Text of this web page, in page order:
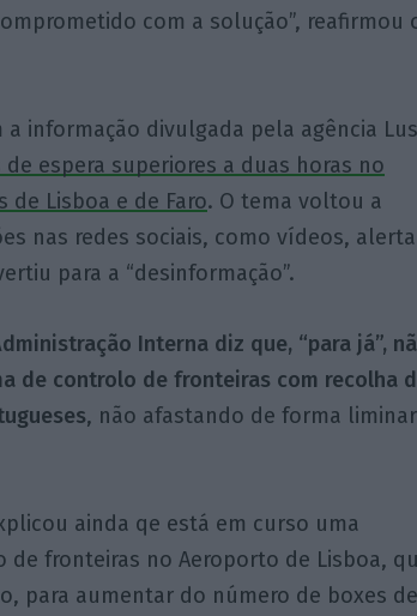
com a solução”, reafirmou
informação divulgada pela agência
espera superiores a duas horas no
Lisboa e de Faro. O tema voltou a
nas redes sociais, como vídeos,
para a “desinformação”.
Interna diz que, “para já”,
de controlo de fronteiras com recolha
, não afastando de forma liminar
ainda qe está em curso uma
fronteiras no Aeroporto de Lisboa,
para aumentar do número de boxes de